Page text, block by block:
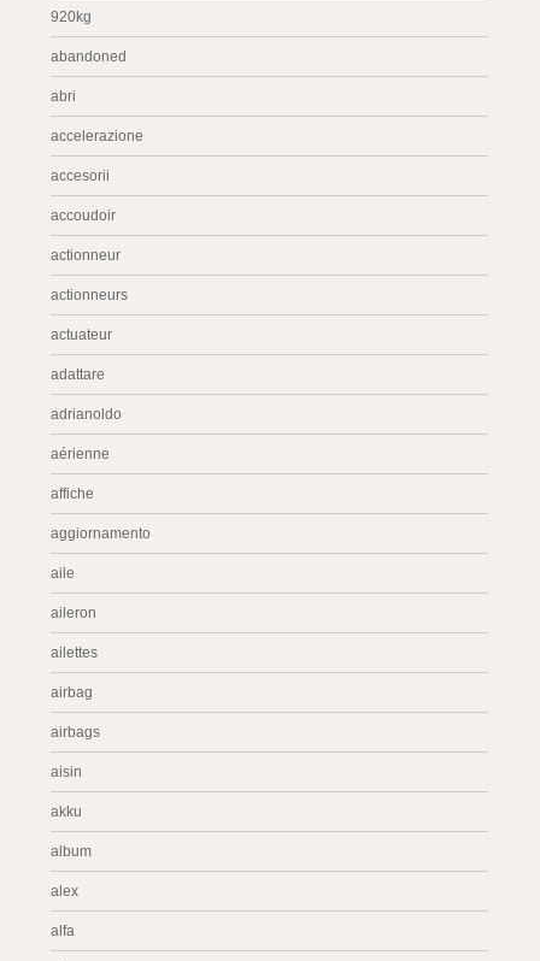
920kg
abandoned
abri
accelerazione
accesorii
accoudoir
actionneur
actionneurs
actuateur
adattare
adrianoldo
aérienne
affiche
aggiornamento
aile
aileron
ailettes
airbag
airbags
aisin
akku
album
alex
alfa